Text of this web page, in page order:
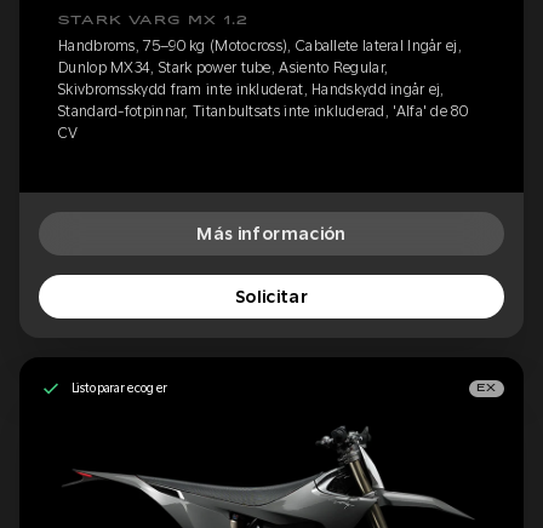
STARK VARG MX 1.2
Handbroms, 75–90 kg (Motocross), Caballete lateral Ingår ej,
Dunlop MX34, Stark power tube, Asiento Regular,
Skivbromsskydd fram inte inkluderat, Handskydd ingår ej,
Standard-fotpinnar, Titanbultsats inte inkluderad, 'Alfa' de 80
CV
Más información
Solicitar
Listo para recoger EX